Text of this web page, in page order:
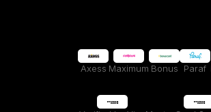
Axess Maximum Bonus Paraf